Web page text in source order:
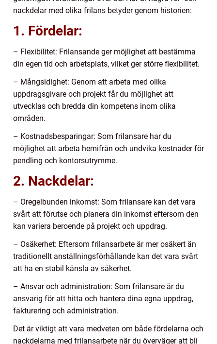
nackdelar med olika frilans betyder genom historien:
1. Fördelar:
– Flexibilitet: Frilansande ger möjlighet att bestämma
din egen tid och arbetsplats, vilket ger större flexibilitet.
– Mångsidighet: Genom att arbeta med olika
uppdragsgivare och projekt får du möjlighet att
utvecklas och bredda din kompetens inom olika
områden.
– Kostnadsbesparingar: Som frilansare har du
möjlighet att arbeta hemifrån och undvika kostnader för
pendling och kontorsutrymme.
2. Nackdelar:
– Oregelbunden inkomst: Som frilansare kan det vara
svårt att förutse och planera din inkomst eftersom den
kan variera beroende på projekt och uppdrag.
– Osäkerhet: Eftersom frilansarbete är mer osäkert än
traditionellt anställningsförhållande kan det vara svårt
att ha en stabil känsla av säkerhet.
– Ansvar och administration: Som frilansare är du
ansvarig för att hitta och hantera dina egna uppdrag,
fakturering och administration.
Det är viktigt att vara medveten om både fördelarna och
nackdelarna med frilansarbete när du överväger att bli